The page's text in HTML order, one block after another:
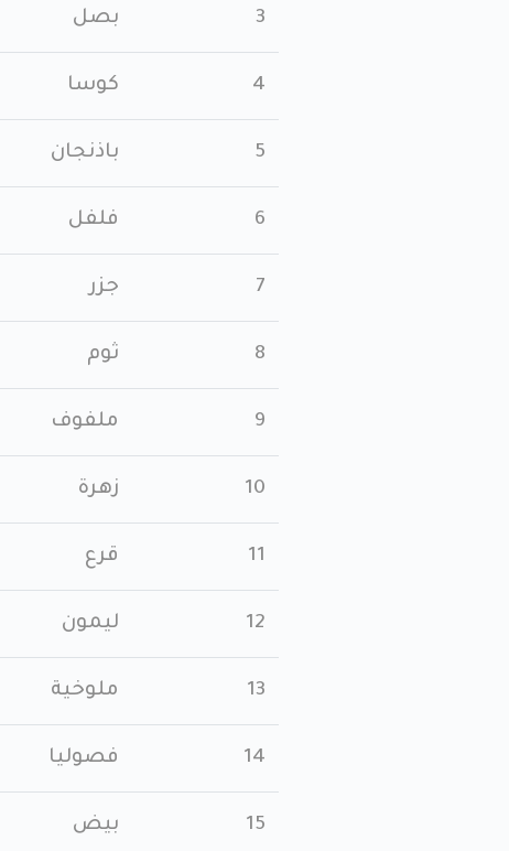
3 بصل
4 كوسا
5 باذنجان
6 فلفل
7 جزر
8 ثوم
9 ملفوف
10 زهرة
11 قرع
12 ليمون
13 ملوخية
14 فصوليا
15 بيض